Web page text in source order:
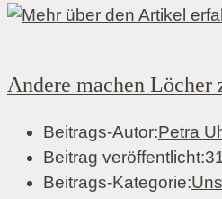
Andere machen Löcher
Beitrags-Autor:Petra
Beitrag veröffentlicht:
Beitrags-Kategorie: